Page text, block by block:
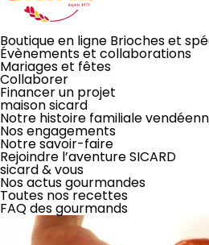
Boutique en ligne Brioches et
Évènementset collaborations
Mariages et fêtes
Collaborer
Financer un projet
maison sicard
Notre histoire familiale
Nos engagements
Notre savoir-faire
Rejoindre l’aventure SICARD
sicard & vous
Nos actus gourmandes
Toutes nos recettes
FAQ des gourmands
LA BRIOCHE
À PARTAGER
ou pas!
JE COMMANDE EN LIGNE
Disponible aussi dans toutes nos briocheries